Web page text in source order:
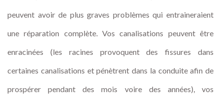
peuvent avoir de plus graves problèmes qui entraineraient
une réparation complète. Vos canalisations peuvent être
enracinées (les racines provoquent des fissures dans
certaines canalisations et pénètrent dans la conduite afin de
prospérer pendant des mois voire des années), vos